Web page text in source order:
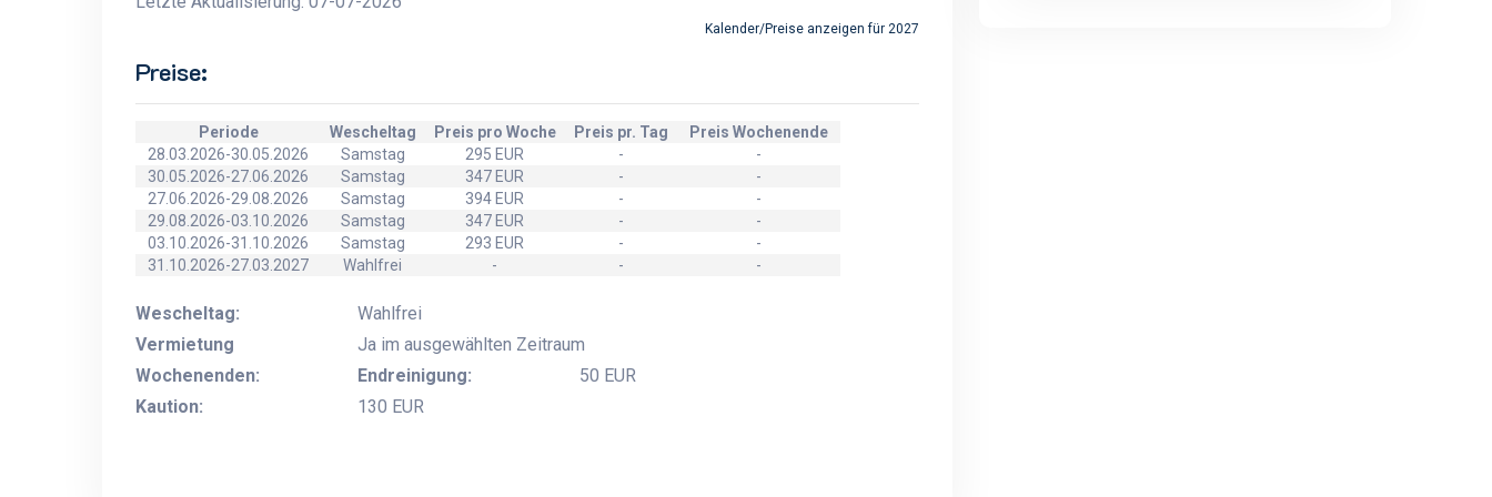
Kalender/Preise anzeigen für 2027
Preise:
Periode Wescheltag Preis pro Woche Preis pr. Tag
Preis Wochenende
28.03.2026-30.05.2026
Samstag 295 EUR -
-
30.05.2026-27.06.2026
Samstag 347 EUR -
-
27.06.2026-29.08.2026
Samstag 394 EUR -
-
29.08.2026-03.10.2026
Samstag 347 EUR -
-
03.10.2026-31.10.2026
Samstag 293 EUR -
-
31.10.2026-27.03.2027
Wahlfrei - - -
Wescheltag:
Wahlfrei
Vermietung
Wochenenden:
Ja im ausgewählten Zeitraum
Endreinigung:
50 EUR
Kaution:
130 EUR